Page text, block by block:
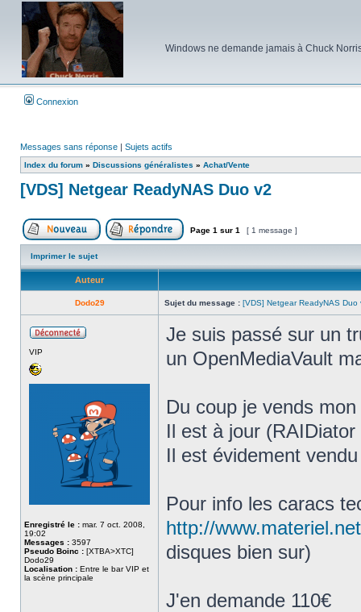
Windows ne demande jamais à Chuck
Connexion
Messages sans réponse | Sujets actifs
Index du forum » Discussions généralistes » Achat/Vente
[VDS] Netgear ReadyNAS Duo v2
Poster un nouveau sujetRépondre au sujet
Page 1 sur 1 [ 1 message ]
Imprimer le sujet
Auteur
Dodo29 Sujet du message : [VDS] Netgear ReadyNAS Duo
VIP
Enregistré le : mar. 7 oct. 2008,
19:02
Messages : 3597
Pseudo Boinc : [XTBA>XTC]
Dodo29
Localisation : Entre le bar VIP et
la scène principale
Je suis passé sur un
un OpenMediaVault
Du coup je vends
Il est à jour
Il est évidement
Pour info les caracs
http://
disques bien sur)
J'en demande 110€